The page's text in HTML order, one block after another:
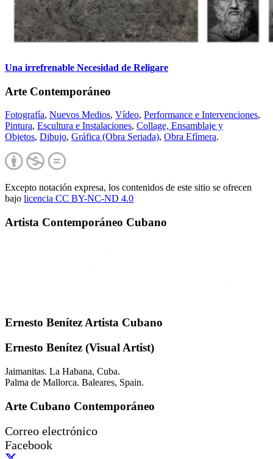
Una irrefrenable Necesidad de Religare
Arte Contemporáneo
Fotografía, Nuevos Medios, Vídeo, Performance e Intervenciones,
Pintura, Escultura e Instalaciones, Collage, Ensamblaje y
Objetos, Dibujo, Gráfica (Obra Seriada), Obra Efímera.
Excepto notación expresa, los contenidos de este sitio se ofrecen
bajo licencia CC BY-NC-ND 4.0
Artista Contemporáneo Cubano
Ernesto Benítez Artista Cubano
Ernesto Benítez (Visual Artist)
Jaimanitas. La Habana, Cuba.
Palma de Mallorca. Baleares, Spain.
Arte Cubano Contemporáneo
Correo electrónico
Facebook